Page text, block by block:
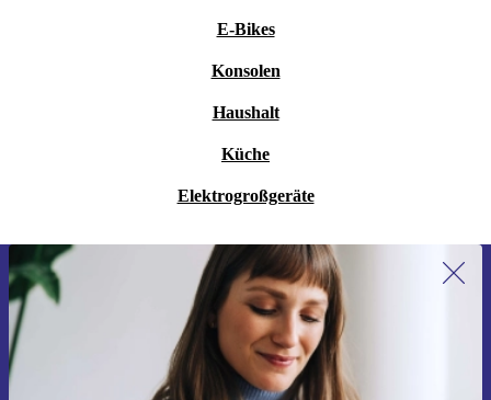
E-Bikes
Konsolen
Haushalt
Küche
Elektrogroßgeräte
Erstmals zum Newsletter anmelden,
15 € sparen!
Verpasse kein Angebot mehr.